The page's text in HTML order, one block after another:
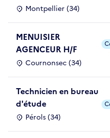
Montpellier (34)
MENUISIER
AGENCEUR H/F
Cournonsec (34)
Technicien en bureau
d'étude
Pérols (34)